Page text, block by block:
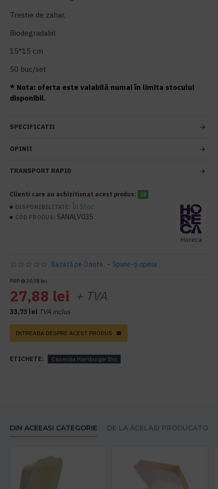
Trestie de zahar,
Biodegradabil
15*15 cm
50 buc/set
* Nota: oferta este valabilă numai în limita stocului
disponibil.
SPECIFICATII
OPINII
TRANSPORT RAPID
Clienti care au achizitionat acest produs: 18
DISPONIBILITATE: În Stoc
COD PRODUS: SANALV035
Horeca
Bazată pe 0 note. - Spune-ţi opinia
PRP 30,58 lei
27,88 lei + TVA
33,73 lei TVA inclus
INTREABA DESPRE ACEST PRODUS
ETICHETE: Caserola Hamburger Bio
DIN ACEEASI CATEGORIE DE LA ACELASI PRODUCATOR